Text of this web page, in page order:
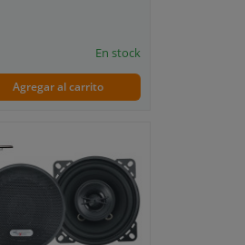
En stock
Agregar al carrito